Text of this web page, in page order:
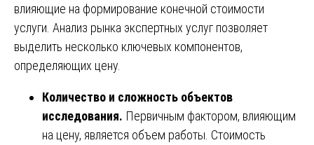
влияющие на формирование конечной стоимости
услуги. Анализ рынка экспертных услуг позволяет
выделить несколько ключевых компонентов,
определяющих цену.
Количество и сложность объектов
исследования. Первичным фактором, влияющим
на цену, является объем работы. Стоимость